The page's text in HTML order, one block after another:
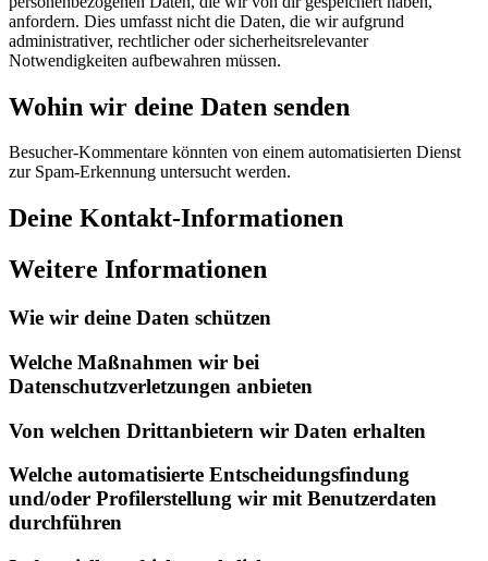
anfordern. Dies umfasst nicht die Daten, die wir aufgrund
administrativer, rechtlicher oder sicherheitsrelevanter
Notwendigkeiten aufbewahren müssen.
Wohin wir deine Daten senden
Besucher-Kommentare könnten von einem automatisierten Dienst
zur Spam-Erkennung untersucht werden.
Deine Kontakt-Informationen
Weitere Informationen
Wie wir deine Daten schützen
Welche Maßnahmen wir bei
Datenschutzverletzungen anbieten
Von welchen Drittanbietern wir Daten erhalten
Welche automatisierte Entscheidungsfindung
und/oder Profilerstellung wir mit Benutzerdaten
durchführen